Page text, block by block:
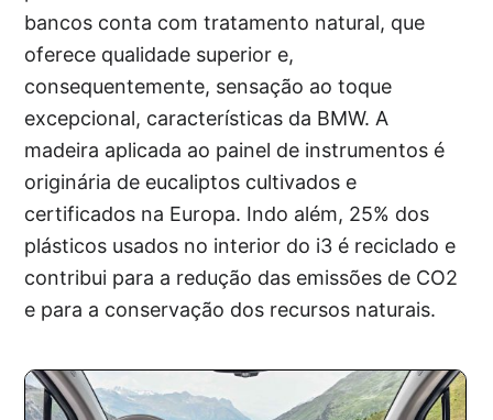
bancos conta com tratamento natural, que
oferece qualidade superior e,
consequentemente, sensação ao toque
excepcional, características da BMW. A
madeira aplicada ao painel de instrumentos é
originária de eucaliptos cultivados e
certificados na Europa. Indo além, 25% dos
plásticos usados no interior do i3 é reciclado e
contribui para a redução das emissões de CO2
e para a conservação dos recursos naturais.